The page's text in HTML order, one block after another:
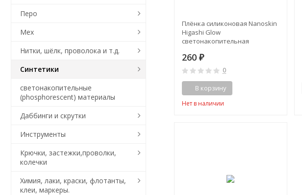
Плёнка силиконовая Nanoskin
Higashi Glow
светонакопительная
260 ₽
0
В корзину
Нет в наличии
Перо
Мех
Нитки, шёлк, проволока и т.д.
Синтетики
светонакопительные
(phosphorescent) материалы
Даббинги и скрутки
Инструменты
Крючки, застежки,проволки,
колечки
Химия, лаки, краски, флотанты,
клеи, маркеры.